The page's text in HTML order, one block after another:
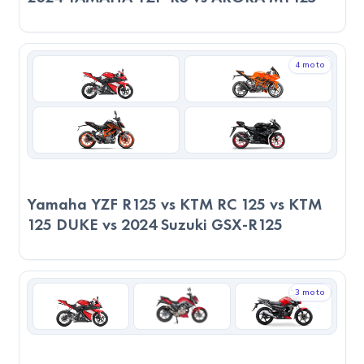
ortalama1.4 TLyakıt harcar. Yakıt deposu 11.5 litre olduğu
için tam depo ile yaklaşık383 kmyol gidebilir ve depo
537 TL’ye mal olur.
2024 YAMAHA YZF-R3, 3.8L/100km tüketimiyle 100
km’de ortalama1.78 TL
yakıt harcar. Yakıt deposu 14 litre
olduğu için tam depo ile yaklaşık
368 kmyol gidebilir ve
daha az yakıt harcıyor. Bu fark uzun vadede ciddi bir tasarrufa
kalır. Yakıt maliyetlerini göz önünde bulunduran kullanıcılar
için daha ekonomik bir tercih olabilir.
Gerçek Yolculuk Senaryosu (100 km)
4 moto
Yamaha YZF R125 vs KTM RC 125 vs KTM
125 DUKE vs 2024 Suzuki GSX-R125
3 moto